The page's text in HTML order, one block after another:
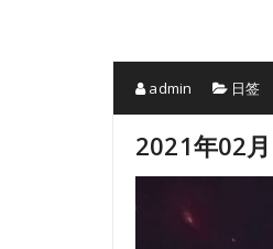
admin 日签
2021年02